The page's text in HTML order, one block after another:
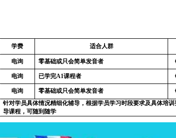
学费 适合人群
电询 零基础或只会简单发音者
电询 已学完A1课程者
电询 零基础或只会简单发音者
针对学员具体情况精细化辅导，根据学员学习时段要求及具体培
导课程，可随到随学